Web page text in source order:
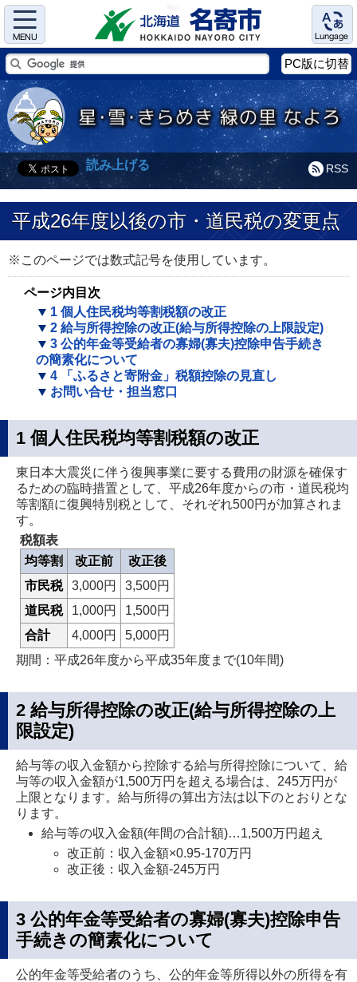
Menu Language
PC版に切替
RSS
読み上げる
平成26年度以後の市・道民税の変更点
※このページでは数式記号を使用しています。
ページ内目次
1 個人住民税均等割税額の改正
2 給与所得控除の改正(給与所得控除の上限設定)
3 公的年金等受給者の寡婦(寡夫)控除申告手続き
の簡素化について
4 「ふるさと寄附金」税額控除の見直し
お問い合せ・担当窓口
1 個人住民税均等割税額の改正
東日本大震災に伴う復興事業に要する費用の財源を確保す
るための臨時措置として、平成26年度からの市・道民税均
等割額に復興特別税として、それぞれ500円が加算されま
す。
税額表
均等割
改正前
改正後
市民税
3,000円
3,500円
道民税
1,000円
1,500円
合計
4,000円
5,000円
期間：平成26年度から平成35年度まで(10年間)
2 給与所得控除の改正(給与所得控除の上
限設定)
給与等の収入金額から控除する給与所得控除について、給
与等の収入金額が1,500万円を超える場合は、245万円が
上限となります。給与所得の算出方法は以下のとおりとな
ります。
給与等の収入金額(年間の合計額)…1,500万円超え
改正前：収入金額×0.95-170万円
改正後：収入金額-245万円
3 公的年金等受給者の寡婦(寡夫)控除申告
手続きの簡素化について
公的年金等受給者のうち、公的年金等所得以外の所得を有